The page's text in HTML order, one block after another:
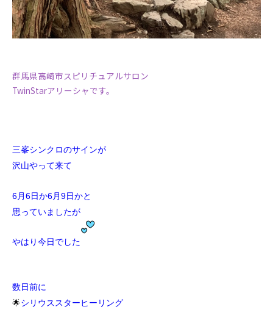
群馬県高崎市スピリチュアルサロン
TwinStarアリーシャです。
三峯シンクロのサインが
沢山やって来て
6月6日か6月9日かと
思っていましたが
やはり今日でした
数日前に
🌟シリウススターヒーリング